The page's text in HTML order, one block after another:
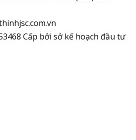
Cấp bởi sở kế hoạch đầu tư